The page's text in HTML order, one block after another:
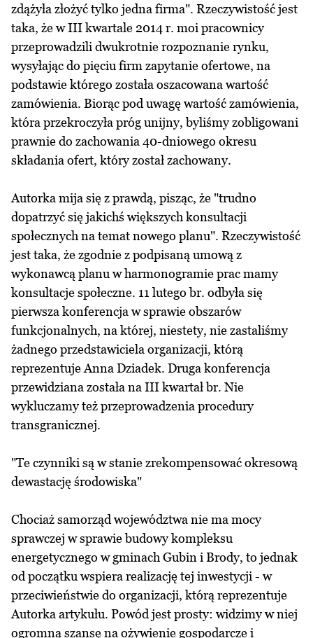
zdążyła złożyć tylko jedna firma". Rzeczywistość jest
taka, że w III kwartale 2014 r. moi pracownicy
przeprowadzili dwukrotnie rozpoznanie rynku,
wysyłając do pięciu firm zapytanie ofertowe, na
podstawie którego została oszacowana wartość
zamówienia. Biorąc pod uwagę wartość zamówienia,
która przekroczyła próg unijny, byliśmy zobligowani
prawnie do zachowania 40-dniowego okresu
składania ofert, który został zachowany.
Autorka mija się z prawdą, pisząc, że "trudno
dopatrzyć się jakichś większych konsultacji
społecznych na temat nowego planu". Rzeczywistość
jest taka, że zgodnie z podpisaną umową z
wykonawcą planu w harmonogramie prac mamy
konsultacje społeczne. 11 lutego br. odbyła się
pierwsza konferencja w sprawie obszarów
funkcjonalnych, na której, niestety, nie zastaliśmy
żadnego przedstawiciela organizacji, którą
reprezentuje Anna Dziadek. Druga konferencja
przewidziana została na III kwartał br. Nie
wykluczamy też przeprowadzenia procedury
transgranicznej.
"Te czynniki są w stanie zrekompensować okresową
dewastację środowiska"
Chociaż samorząd województwa nie ma mocy
sprawczej w sprawie budowy kompleksu
energetycznego w gminach Gubin i Brody, to jednak
od początku wspiera realizację tej inwestycji - w
przeciwieństwie do organizacji, którą reprezentuje
Autorka artykułu. Powód jest prosty: widzimy w niej
ogromną szansę na ożywienie gospodarcze i